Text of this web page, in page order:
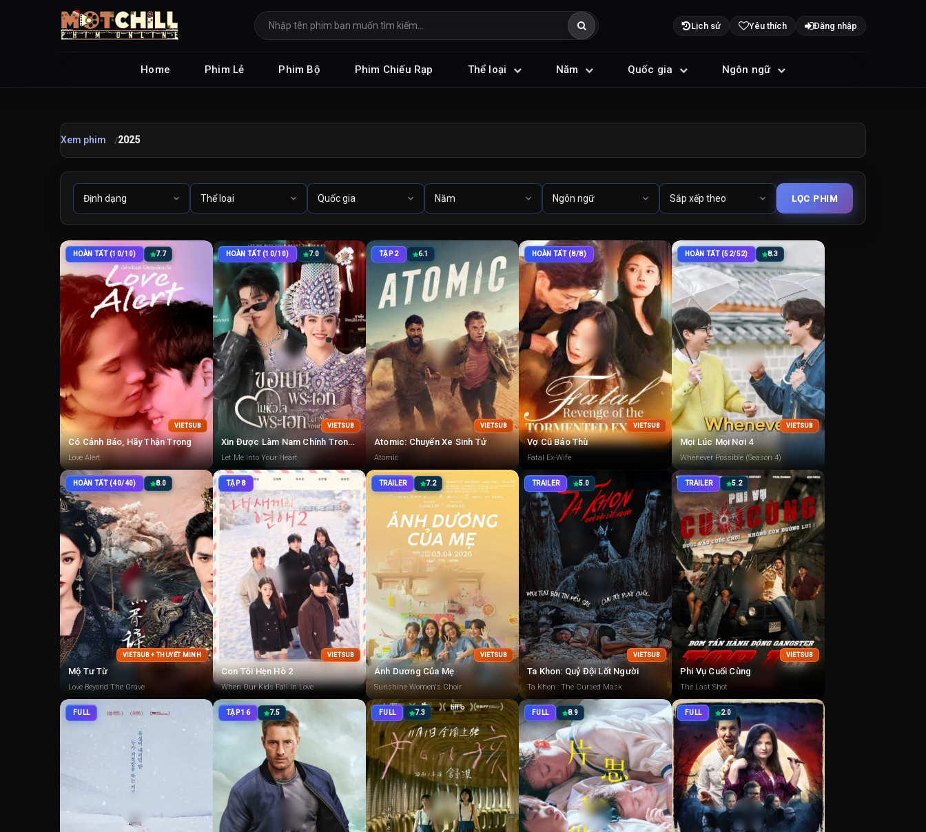
Lịch sử Yêu thích Đăng nhập
Home Phim Lẻ Phim Bộ Phim Chiếu Rạp Thể loại Năm Quốc gia Ngôn ngữ
Xem phim 2025
HOÀN TẤT (10/10) 7.7
VIETSUB
Có Cảnh Báo, Hãy Thận Trọng
Love Alert
HOÀN TẤT (10/10) 7.0
VIETSUB
Xin Được Làm Nam Chính Trong Trái Tim Nam Chính
Let Me Into Your Heart
TẬP 2 6.1
VIETSUB
Atomic: Chuyến Xe Sinh Tử
Atomic
HOÀN TẤT (8/8)
VIETSUB
Vợ Cũ Báo Thù
Fatal Ex-Wife
HOÀN TẤT (52/52) 8.3
VIETSUB
Mọi Lúc Mọi Nơi 4
Whenever Possible (Season 4)
HOÀN TẤT (40/40) 8.0
VIETSUB + THUYẾT MINH
Mộ Tư Từ
Love Beyond The Grave
TẬP 8
VIETSUB
Con Tôi Hẹn Hò 2
When Our Kids Fall In Love
TRAILER 7.2
VIETSUB
Ánh Dương Của Mẹ
Sunshine Women's Choir
TRAILER 5.0
VIETSUB
Ta Khon: Quỷ Đội Lốt Người
Ta Khon : The Cursed Mask
TRAILER 5.2
VIETSUB
Phi Vụ Cuối Cùng
The Last Shot
FULL TẬP 16 7.5 FULL 7.3 FULL 8.9 FULL 2.0